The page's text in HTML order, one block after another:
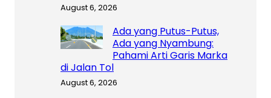
August 6, 2026
Ada yang Putus-Putus,
Ada yang Nyambung:
Pahami Arti Garis Marka
di Jalan Tol
August 6, 2026